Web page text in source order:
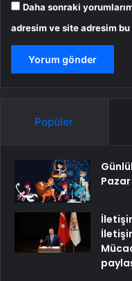
Daha sonraki
adresim ve site adresim
Popüler
Pazar